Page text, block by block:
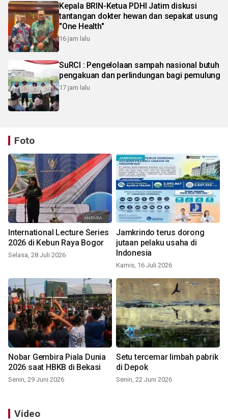
Kepala BRIN-Ketua PDHI Jatim diskusi
tantangan dokter hewan dan sepakat usung
"One Health"
16 jam lalu
SuRCI : Pengelolaan sampah nasional butuh
pengakuan dan perlindungan bagi pemulung
17 jam lalu
Foto
International Lecture Series
2026 di Kebun Raya Bogor
Selasa, 28 Juli 2026
Jamkrindo terus dorong
jutaan pelaku usaha di
Indonesia
Kamis, 16 Juli 2026
Nobar Gembira Piala Dunia
2026 saat HBKB di Bekasi
Senin, 29 Juni 2026
Setu tercemar limbah pabrik
di Depok
Senin, 22 Juni 2026
Video